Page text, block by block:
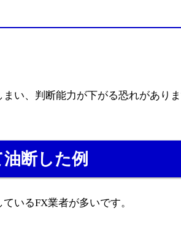
い、判断能力が下がる恐れがありま
断した例
いるFX業者が多いです。